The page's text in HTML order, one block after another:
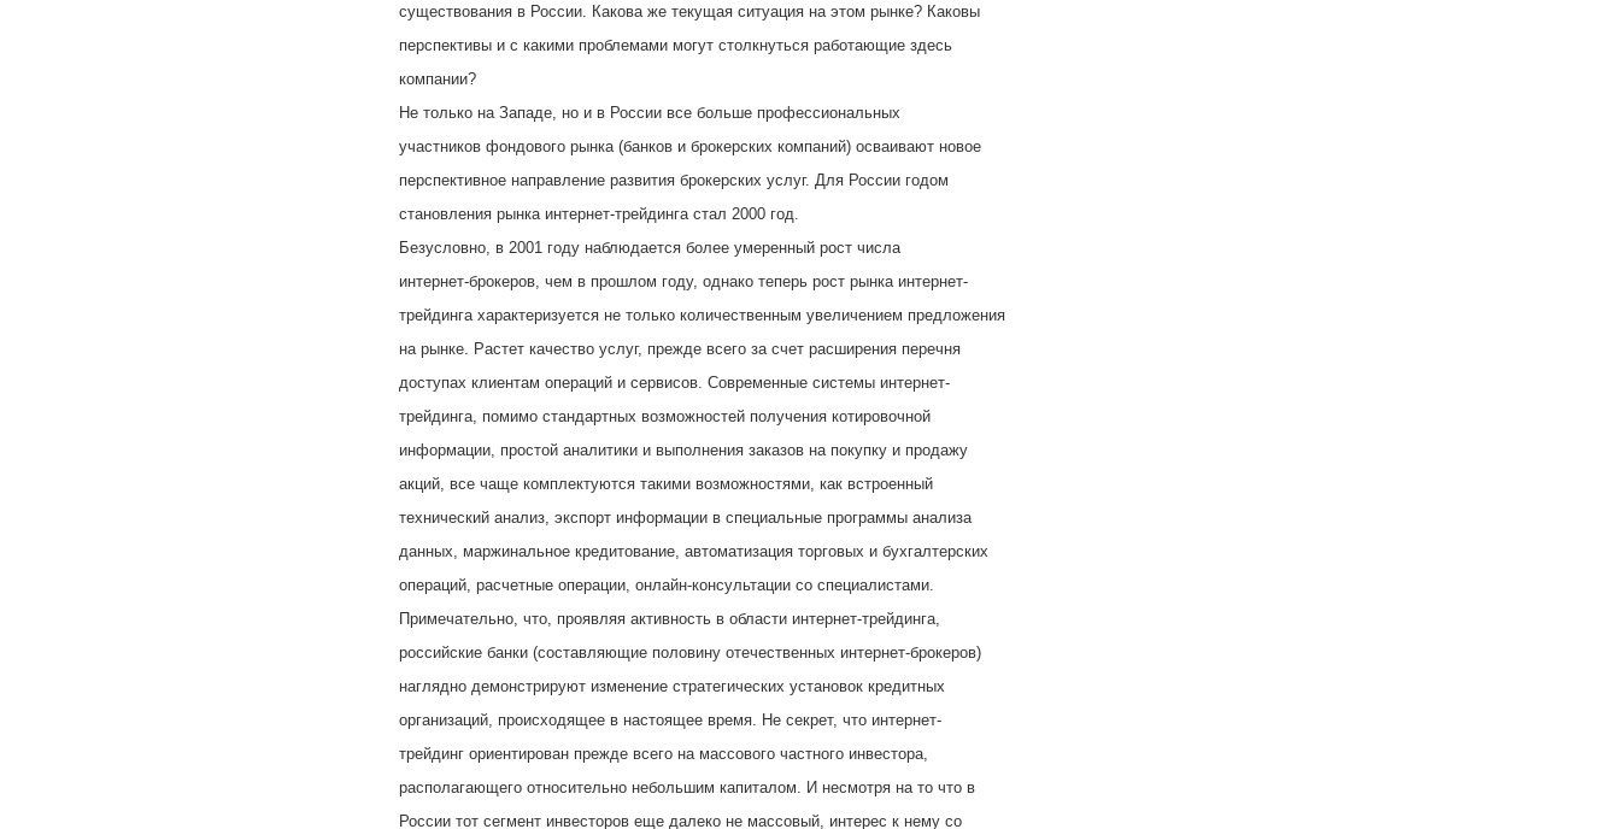
существования в России. Какова же текущая ситуация на этом рынке? Каковы
перспективы и с какими проблемами могут столкнуться работающие здесь
компании?
Не только на Западе, но и в России все больше профессиональных
участников фондового рынка (банков и брокерских компаний) осваивают новое
перспективное направление развития брокерских услуг. Для России годом
становления рынка интернет-трейдинга стал 2000 год.
Безусловно, в 2001 году наблюдается более умеренный рост числа
интернет-брокеров, чем в прошлом году, однако теперь рост рынка интернет-
трейдинга характеризуется не только количественным увеличением предложения
на рынке. Растет качество услуг, прежде всего за счет расширения перечня
доступах клиентам операций и сервисов. Современные системы интернет-
трейдинга, помимо стандартных возможностей получения котировочной
информации, простой аналитики и выполнения заказов на покупку и продажу
акций, все чаще комплектуются такими возможностями, как встроенный
технический анализ, экспорт информации в специальные программы анализа
данных, маржинальное кредитование, автоматизация торговых и бухгалтерских
операций, расчетные операции, онлайн-консультации со специалистами.
Примечательно, что, проявляя активность в области интернет-трейдинга,
российские банки (составляющие половину отечественных интернет-брокеров)
наглядно демонстрируют изменение стратегических установок кредитных
организаций, происходящее в настоящее время. Не секрет, что интернет-
трейдинг ориентирован прежде всего на массового частного инвестора,
располагающего относительно небольшим капиталом. И несмотря на то что в
России тот сегмент инвесторов еще далеко не массовый, интерес к нему со